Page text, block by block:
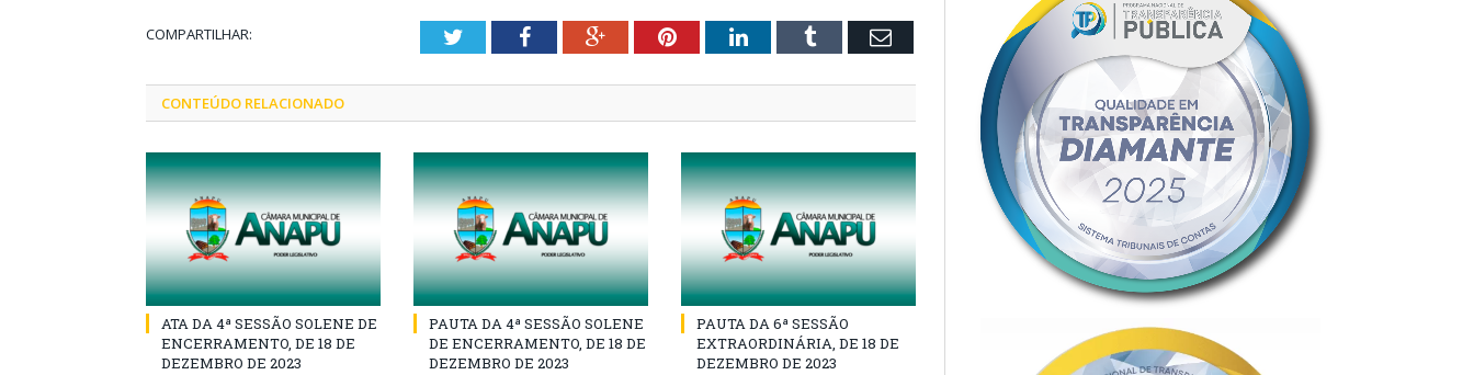
COMPARTILHAR: TwitterFacebookGoogle+PinterestLinkedInTumblr Email
CONTEÚDO RELACIONADO
ATA DA 4ª SESSÃO SOLENE DE
ENCERRAMENTO, DE 18 DE
DEZEMBRO DE 2023
PAUTA DA 4ª SESSÃO SOLENE
DE ENCERRAMENTO, DE 18 DE
DEZEMBRO DE 2023
PAUTA DA 6ª SESSÃO
EXTRAORDINÁRIA, DE 18 DE
DEZEMBRO DE 2023